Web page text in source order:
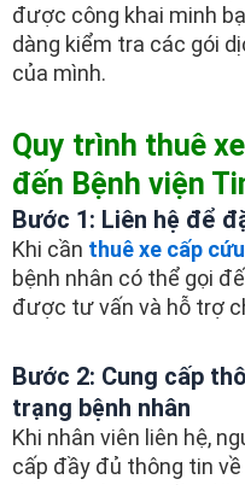
được công khai minh
dàng kiểm tra các gói
của mình.
Quy trình thuê
đến Bệnh viện
Bước 1: Liên hệ để
Khi cần thuê xe cấp
bệnh nhân có thể gọi
được tư vấn và hỗ trợ
Bước 2: Cung cấp
trạng bệnh nhân
Khi nhân viên liên hệ,
cấp đầy đủ thông tin